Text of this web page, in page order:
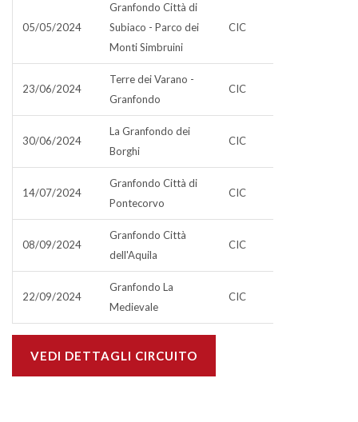
05/05/2024
Granfondo Città di
Subiaco - Parco dei
Monti Simbruini
CIC
23/06/2024
Terre dei Varano -
Granfondo
CIC
30/06/2024
La Granfondo dei
Borghi
CIC
14/07/2024
Granfondo Città di
Pontecorvo
CIC
08/09/2024
Granfondo Città
dell'Aquila
CIC
22/09/2024
Granfondo La
Medievale
CIC
VEDI DETTAGLI CIRCUITO